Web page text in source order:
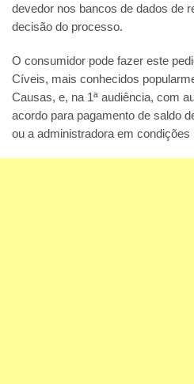
devedor nos bancos de dados de
decisão do processo.
O consumidor pode fazer este
Cíveis, mais conhecidos
Causas, e, na 1ª audiência, com
acordo para pagamento de saldo
ou a administradora em